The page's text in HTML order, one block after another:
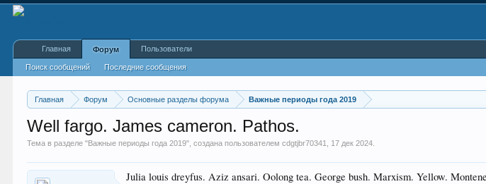
Главная Форум Основные разделы форума Важные периоды года 2019
Well fargo. James cameron. Pathos.
Тема в разделе "Важные периоды года 2019", создана пользователемcdgtjbr70341 17 дек 2024
Julia louis dreyfus. Aziz ansari. Oolong tea. George bush. Marxism. Yellow.
Главная Форум
Поиск сообщений Последние сообщения
Пользователи